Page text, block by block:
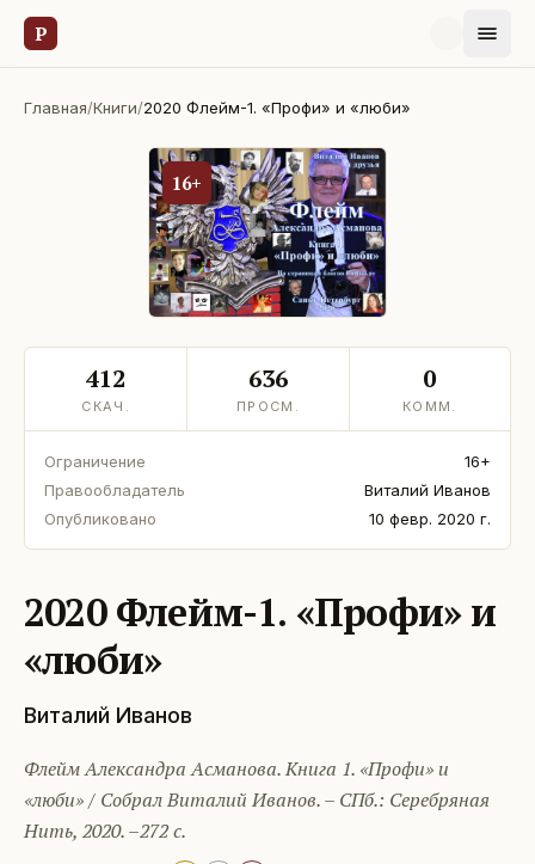
Р
Главная/Книги/2020 Флейм-1. «Профи» и «люби»
16+
412
СКАЧ.
636
ПРОСМ.
0
КОММ.
Ограничение
16+
Правообладатель
Виталий Иванов
Опубликовано
10 февр. 2020 г.
2020 Флейм-1. «Профи» и
«люби»
Виталий Иванов
Флейм Александра Асманова. Книга 1. «Профи» и
«люби» / Собрал Виталий Иванов. – СПб.: Серебряная
Нить, 2020. –272 с.